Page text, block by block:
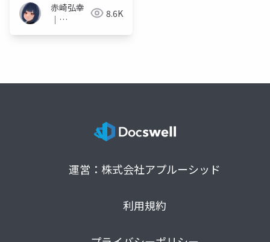
赤崎弘幸
｜
8.6K
運営：株式会社アプルーシッド
利用規約